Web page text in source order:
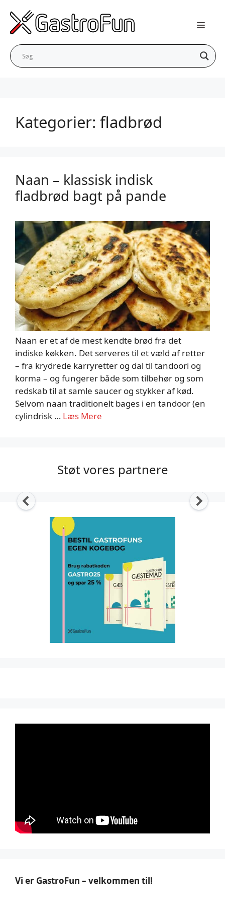
indhold
Kategorier: fladbrød
Naan – klassisk indisk
fladbrød bagt på pande
Naan er et af de mest kendte brød fra det
indiske køkken. Det serveres til et væld af retter
– fra krydrede karryretter og dal til tandoori og
korma – og fungerer både som tilbehør og som
redskab til at samle saucer og stykker af kød.
Selvom naan traditionelt bages i en tandoor (en
cylindrisk … Læs Mere
Støt vores partnere
Vi er GastroFun – velkommen til!